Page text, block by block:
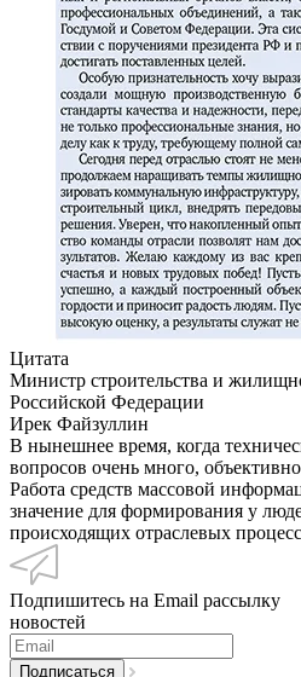
Цитата
Министр строительства и
Российской Федерации
Ирек Файзуллин
В нынешнее время, когда
вопросов очень много,
Работа средств массовой
значение для формирования у
происходящих отраслевых
Подпишитесь на Email рассылку
новостей